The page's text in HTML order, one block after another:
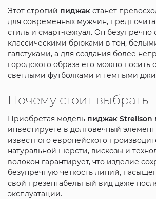
Этот строгий пиджакстанет
для современных мужчин,
стиль и смарт-кэжуал. Он безупречно
классическими брюками в тон,
галстуками, а для создания более
городского образа его можно носить
светлыми футболками и темными
Почему стоит выбрать
Приобретая модель пиджак Strellson
инвестируете в долговечный
известного европейского
натуральной шерсти, вискозы и
волокон гарантирует, что изделие
безупречную четкость линий,
свой презентабельный вид даже
эксплуатации.